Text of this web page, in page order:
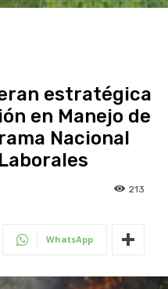
estratégica
en Manejo de
Nacional
213
WhatsApp